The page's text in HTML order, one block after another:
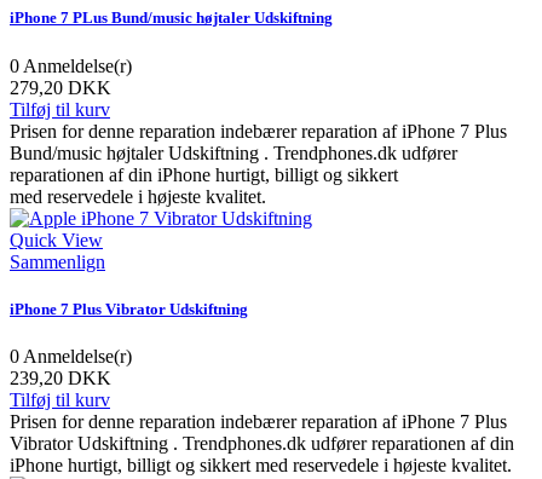
iPhone 7 PLus Bund/music højtaler Udskiftning
0 Anmeldelse(r)
279,20 DKK
Tilføj til kurv
Prisen for denne reparation indebærer reparation af iPhone 7 Plus
Bund/music højtaler Udskiftning . Trendphones.dk udfører
reparationen af din iPhone hurtigt, billigt og sikkert
med reservedele i højeste kvalitet.
Quick View
Sammenlign
iPhone 7 Plus Vibrator Udskiftning
0 Anmeldelse(r)
239,20 DKK
Tilføj til kurv
Prisen for denne reparation indebærer reparation af iPhone 7 Plus
Vibrator Udskiftning . Trendphones.dk udfører reparationen af din
iPhone hurtigt, billigt og sikkert med reservedele i højeste kvalitet.